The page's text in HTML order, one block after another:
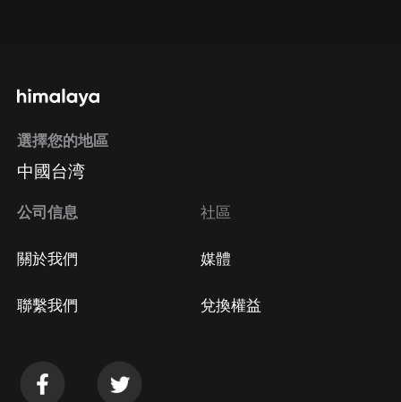
方法 Google Play取消訂閱方法
選擇您的地區
中國台湾
公司信息
關於我們
聯繫我們
社區
媒體
兌換權益